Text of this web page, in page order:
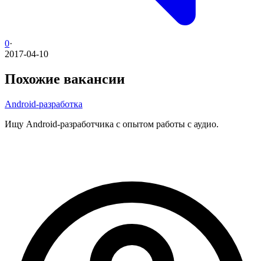
0·
2017-04-10
Похожие вакансии
Android-разработка
Ищу Android-разработчика с опытом работы с аудио.